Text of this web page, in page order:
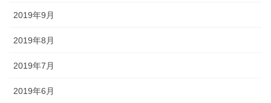
2019年9月
2019年8月
2019年7月
2019年6月
棒のついた巨大な燈籠（御神灯）で、江戸時代の文書にはすでにキ
ど迎え火として良いということで巨大化していきました。一方、金
周辺でのキリコとは、古くから残っているお盆のお墓参りの時期の